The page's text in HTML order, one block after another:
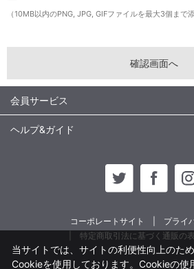
（10MB以内のPNG, JPG, GIFファイルを最大3個まで
会員サービス
ヘルプ&ガイド
コーポレートサイト
プライ
特定商取引法に基づく通販の
当サイトでは、サイトの利便性向上のため
Cookieを使用しております。Cookieの使